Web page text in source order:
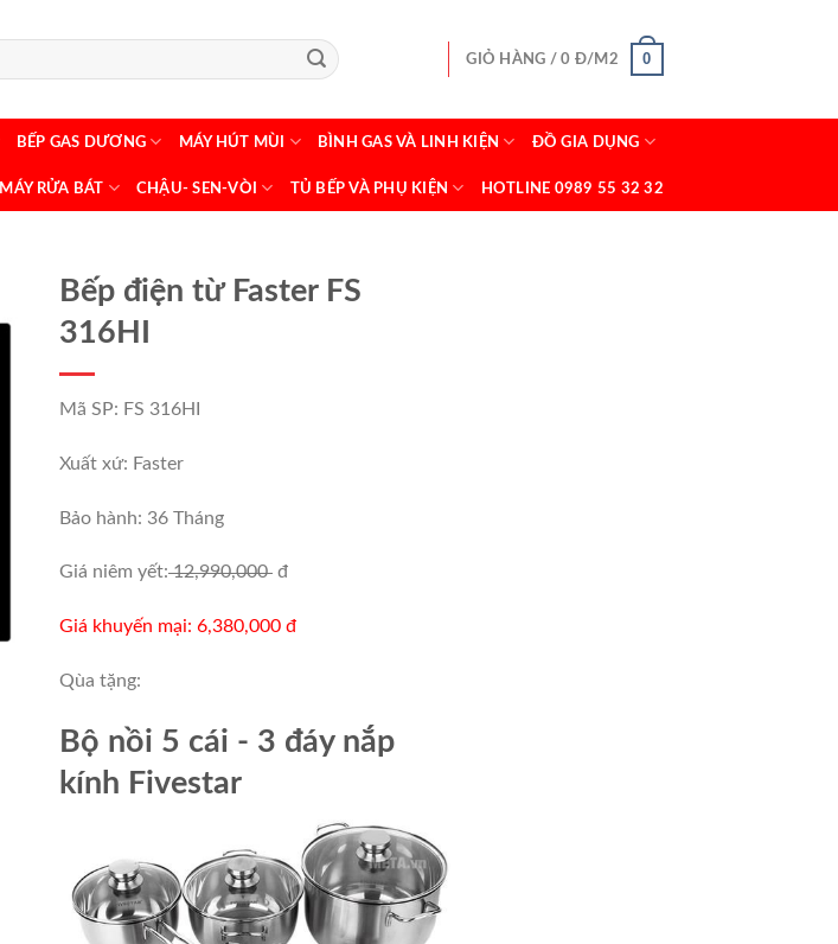
GIỎ HÀNG /0 Đ/M2 0
BẾP GAS DƯƠNG MÁY HÚT MÙI BÌNH GAS VÀ LINH KIỆN ĐỒ GIA DỤNG
MÁY RỬA BÁT CHẬU- SEN-VÒI TỦ BẾP VÀ PHỤ KIỆN HOTLINE 0989 55 32 32
Bếp điện từ Faster FS
316HI
Mã SP: FS 316HI
Xuất xứ: Faster
Bảo hành: 36 Tháng
Giá niêm yết:12,990,000 đ
Giá khuyến mại: 6,380,000 đ
Qùa tặng:
Bộ nồi 5 cái - 3 đáy nắp
kính Fivestar